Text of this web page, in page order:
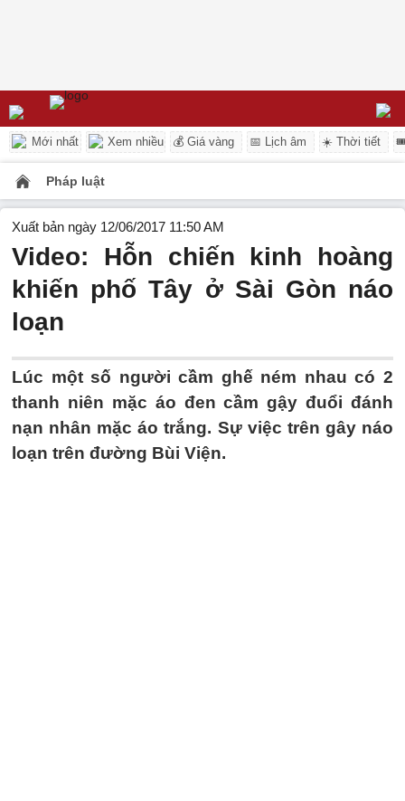
Mới nhất Xem nhiều 💰 Giá vàng 📅 Lịch âm ☀️ Thời tiết
Pháp luật
Xuất bản ngày 12/06/2017 11:50 AM
Video: Hỗn chiến kinh hoàng
khiến phố Tây ở Sài Gòn náo
loạn
Lúc một số người cầm ghế ném nhau có 2
thanh niên mặc áo đen cầm gậy đuổi đánh
nạn nhân mặc áo trắng. Sự việc trên gây náo
loạn trên đường Bùi Viện.